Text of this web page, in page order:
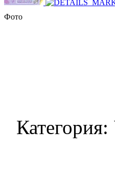
Фото